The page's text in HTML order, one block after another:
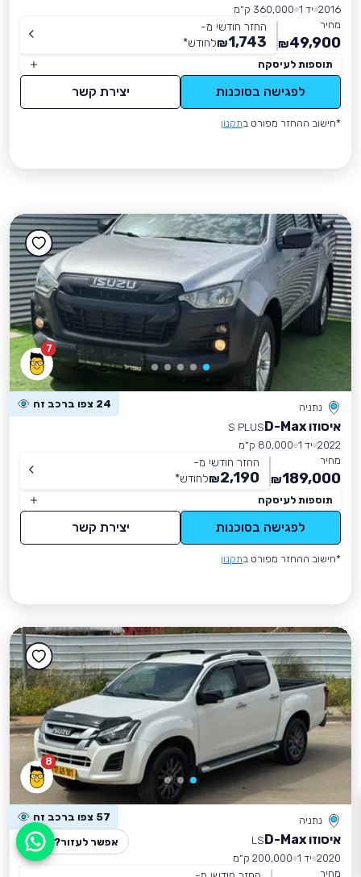
2016 יד 1
360,000 ק״מ
מחיר
49,900
₪
החזר חודשי מ-
1,743
₪לחודש*
תוספות לעיסקה
לפגישה בסוכנות יצירת קשר
*חישוב ההחזר מפורט בתקנון
7
נתניה 24 צפו ברכב זה
איסוזו D-Max
S PLUS
2022 יד 1
80,000 ק״מ
מחיר
189,000
₪
החזר חודשי מ-
2,190
₪לחודש*
תוספות לעיסקה
לפגישה בסוכנות יצירת קשר
*חישוב ההחזר מפורט בתקנון
8
נתניה 57 צפו ברכב זה
איסוזו D-Max
LS
2020 יד 1
200,000 ק״מ
מחיר
אפשר לעזור?